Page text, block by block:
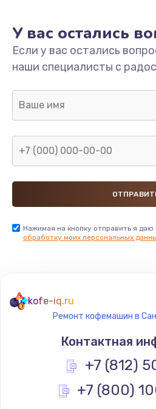
990 руб.
Настройка
930 руб.
990 руб.
Заказать
У вас остались
Если у вас остались
наши специалисты с
Нажимая на кнопку отправить я даю
обработку моих персональных
kofe-iq.ru
Ремонт кофемашин в
Контактная
+7 (812)
+7 (800)